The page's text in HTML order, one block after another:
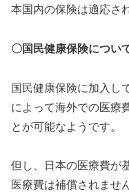
本国内の保険は適応さ
〇国民健康保険につい
国民健康保険に加入し
によって海外での医療
とが可能なようです。
但し、日本の医療費が
医療費は補償されませ